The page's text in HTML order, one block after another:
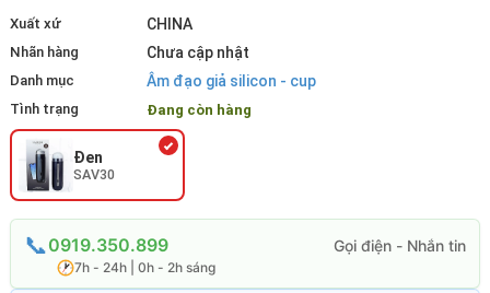
Xuất xứ CHINA
Nhãn hàng Chưa cập nhật
Danh mục Âm đạo giả silicon - cup
Tình trạng Đang còn hàng
Đen
SAV30
0919.350.899
7h - 24h | 0h - 2h sáng